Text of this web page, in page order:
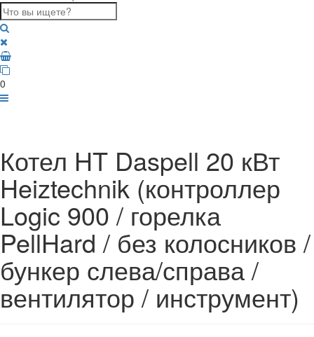
0
Котел HT Daspell 20 кВт
Heiztechnik (контроллер
Logic 900 / горелка
PellHard / без колосников /
бункер слева/справа /
вентилятор / инструмент)